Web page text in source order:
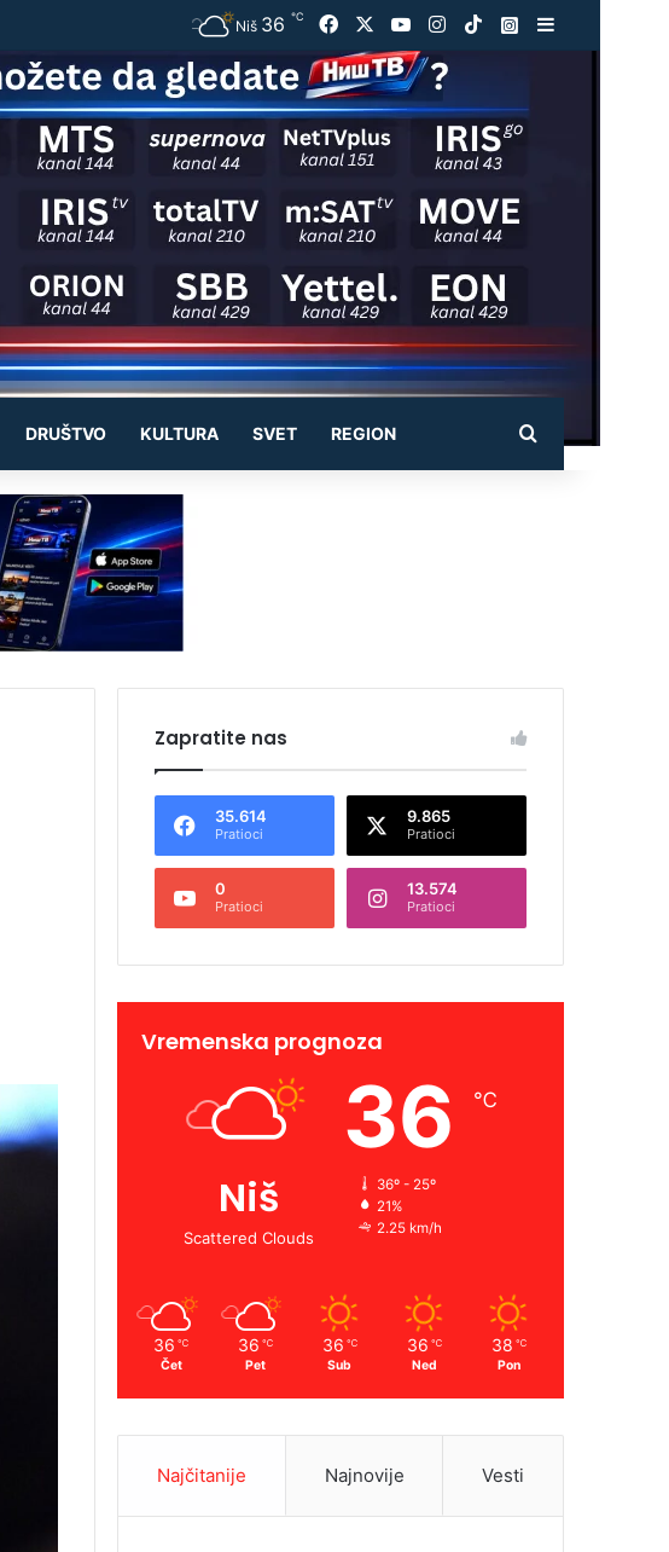
Niš 36 ℃ Facebook YouTubeInstagram
TikTokInstagram
DRUŠTVO KULTURA SVET REGION Pretraži
Zapratite nas
35.614
Pratioci
9.865
Pratioci
0
Pratioci
13.574
Pratioci
Vremenska prognoza
Niš
Scattered Clouds
36 ℃
36º - 25º
21%
2.25 km/h
36 ℃
Čet
36 ℃
Pet
36 ℃
Sub
36 ℃
Ned
38 ℃
Pon
Najčitanije Najnovije Vesti